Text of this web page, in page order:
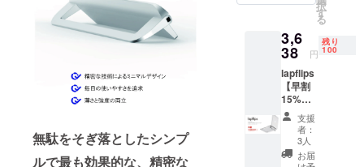
無駄をそぎ落としたシンプ
ルで最も効果的な、精密な
お選び
い。
択
す
る
3,6
38 円
残り
100
lapflips
【早割
15%OF
F】 * 数
量限定
100名様
* 税・送
料込み
支援
者：
3人
お届